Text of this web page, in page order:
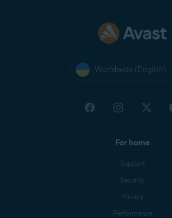
Worldwide (English)
For home
Support
Security
Privacy
Performance